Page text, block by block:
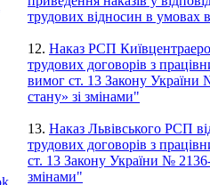
трудових відносин в умовах
12. Наказ РСП
трудових договорів з
вимог ст. 13 Закону України
стану» зі змінами"
13. Наказ Львівського РСП
трудових договорів з
ст. 13 Закону України №
змінами"